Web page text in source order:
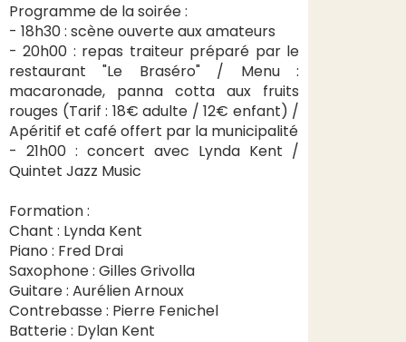
Programme de la soirée :
- 18h30 : scène ouverte aux amateurs
- 20h00 : repas traiteur préparé par le
restaurant "Le Braséro" / Menu :
macaronade, panna cotta aux fruits
rouges (Tarif : 18€ adulte / 12€ enfant) /
Apéritif et café offert par la municipalité
- 21h00 : concert avec Lynda Kent /
Quintet Jazz Music
Formation :
Chant : Lynda Kent
Piano : Fred Drai
Saxophone : Gilles Grivolla
Guitare : Aurélien Arnoux
Contrebasse : Pierre Fenichel
Batterie : Dylan Kent